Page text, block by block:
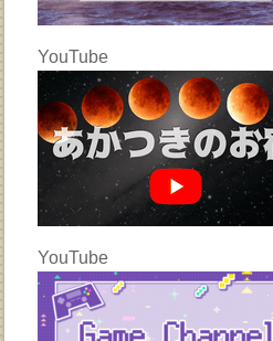
YouTube
YouTube